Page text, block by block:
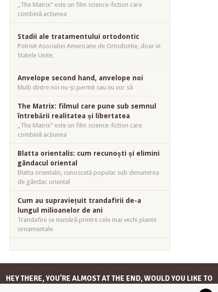
„The Matrix” este un film science-fiction care
combină acțiunea
Stadii ale tratamentului ortodontic
Potrivit Asociatiei Americane de Ortodontie, doar in
Statele Unite,
Anvelope second hand, anvelope noi
Mulți dintre noi nu-și permit sau nu vor să
The Matrix: filmul care pune sub semnul
întrebării realitatea și libertatea
„The Matrix” este un film science-fiction care
combină acțiunea
Blatta orientalis: cum recunoști și elimini
gândacul oriental
Blatta orientalis, cunoscută popular sub denumirea
de gândac oriental
Cum au supraviețuit trandafirii de-a
lungul milioanelor de ani
Trandafirii se numără printre cele mai vechi plante
ornamentale
HEY THERE, YOU'RE ALMOST AT THE END, WOULD YOU LIKE TO